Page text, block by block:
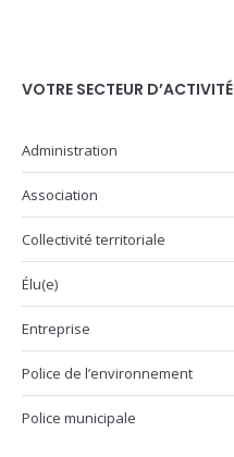
VOTRE SECTEUR D’ACTIVITÉ
Administration
Association
Collectivité territoriale
Élu(e)
Entreprise
Police de l’environnement
Police municipale